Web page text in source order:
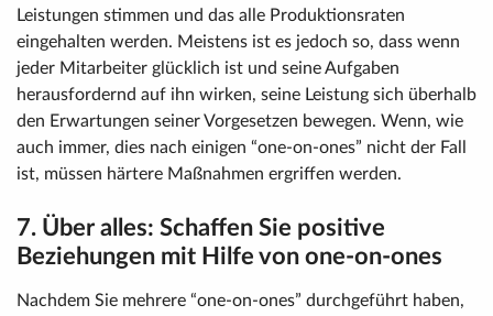
Leistungen stimmen und das alle Produktionsraten
eingehalten werden. Meistens ist es jedoch so, dass wenn
jeder Mitarbeiter glücklich ist und seine Aufgaben
herausfordernd auf ihn wirken, seine Leistung sich überhalb
den Erwartungen seiner Vorgesetzen bewegen. Wenn, wie
auch immer, dies nach einigen “one-on-ones” nicht der Fall
ist, müssen härtere Maßnahmen ergriffen werden.
7. Über alles: Schaffen Sie positive
Beziehungen mit Hilfe von one-on-ones
Nachdem Sie mehrere “one-on-ones” durchgeführt haben,